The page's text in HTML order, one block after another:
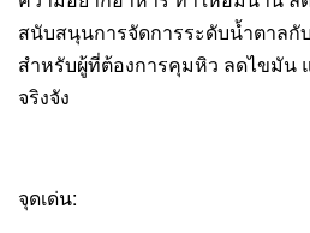
สนับสนุนการจัดการระดับน้ำตาลกั
สำหรับผู้ที่ต้องการคุมหิว ลดไขมัน
จริงจัง
จุดเด่น: